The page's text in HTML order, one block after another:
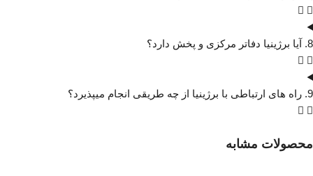
8. آیا برژینیا دفاتر مرکزی و پخش دارد؟
9. راه های ارتباطی با برژینیا از چه طریقی انجام میپذیرد؟
محصولات مشابه